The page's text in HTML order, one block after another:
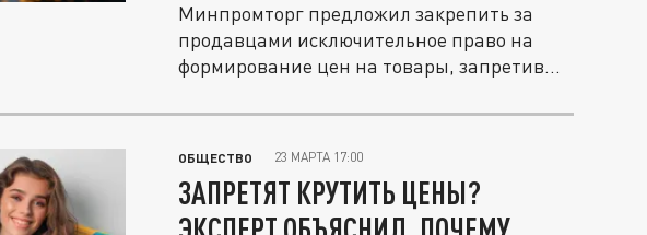
Минпромторг предложил закрепить за
продавцами исключительное право на
формирование цен на товары, запретив...
ОБЩЕСТВО 23 МАРТА 17:00
ЗАПРЕТЯТ КРУТИТЬ ЦЕНЫ?